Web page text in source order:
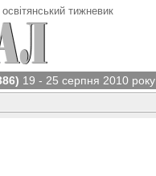
тижневик
19 - 25 серпня 2010 року